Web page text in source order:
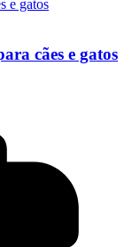
cães e gatos